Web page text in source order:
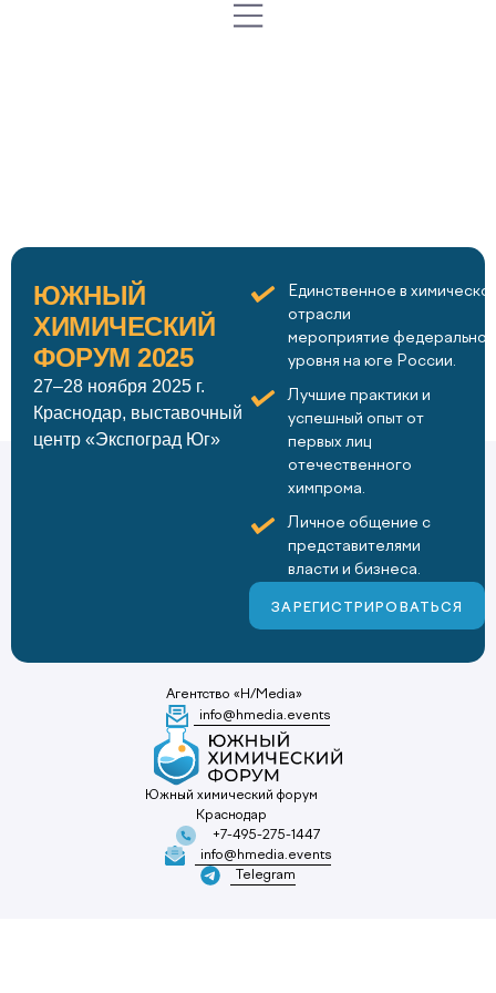
ЮЖНЫЙ
ХИМИЧЕСКИЙ
ФОРУМ 2025
27–28 ноября 2025 г.
Краснодар, выставочный
центр «Экспоград Юг»
Единственное в
отрасли
мероприятие
уровня на юге России.
Лучшие практики и
успешный опыт от
первых лиц
отечественного
химпрома.
Личное общение с
представителями
власти и бизнеса.
ЗАРЕГИСТРИРОВАТЬСЯ
Агентство «H/Media»
info@hmedia.events
Южный химический форум
Краснодар
+7-495-275-1447
info@hmedia.events
Telegram